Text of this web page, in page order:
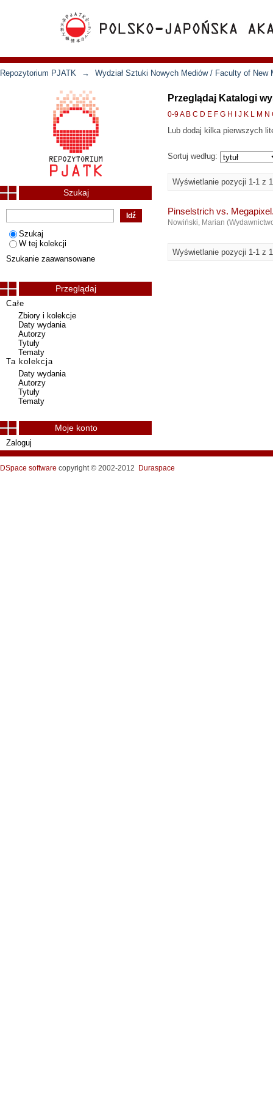
Repozytorium PJATK → Wydział Sztuki Nowych Mediów / Faculty of New
Przeglądaj Katalogi
0-9A B C D E F G H J K L M N
Lub dodaj kilka pierwszych
Sortuj według:
Wyświetlanie pozycji 1-1 z 1
Pinselstrich vs.
Nowiński, Marian (
Wyświetlanie pozycji 1-1 z 1
Szukaj
Szukaj
W tej kolekcji
Szukanie zaawansowane
Przeglądaj
Całe
Zbiory i kolekcje
Daty wydania
Autorzy
Tytuły
Tematy
Ta kolekcja
Daty wydania
Autorzy
Tytuły
Tematy
Moje konto
Zaloguj
DSpace software copyright © 2002-2012 Duraspace